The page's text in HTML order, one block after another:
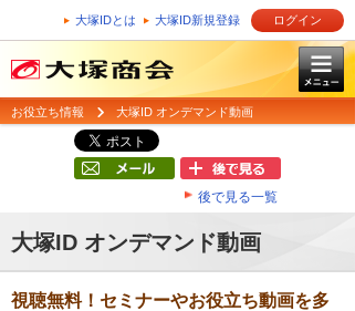
大塚IDとは 大塚ID新規登録 ログイン
お役立ち情報 大塚ID オンデマンド動画
後で見る一覧
大塚ID オンデマンド動画
視聴無料！セミナーやお役立ち動画を多